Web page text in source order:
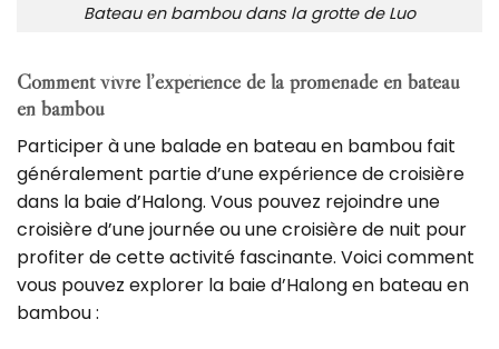
Bateau en bambou dans la grotte de Luo
Comment vivre l’expérience de la promenade en bateau
en bambou
Participer à une balade en bateau en bambou fait
généralement partie d’une expérience de croisière
dans la baie d’Halong. Vous pouvez rejoindre une
croisière d’une journée ou une croisière de nuit pour
profiter de cette activité fascinante. Voici comment
vous pouvez explorer la baie d’Halong en bateau en
bambou :